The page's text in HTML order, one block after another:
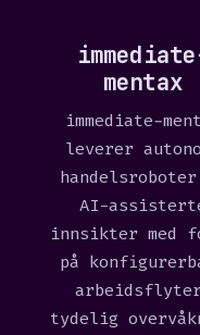
mentax
immediate-
leverer
AI-
innsikter med
på
tydelig